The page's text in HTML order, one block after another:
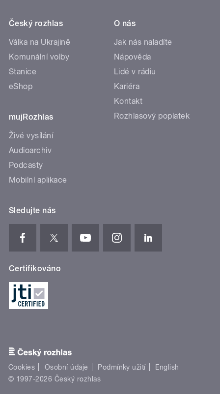
Český rozhlas
Válka na Ukrajině
Komunální volby
Stanice
eShop
mujRozhlas
Živé vysílání
Audioarchiv
Podcasty
Mobilní aplikace
O nás
Jak nás naladíte
Nápověda
Lidé v rádiu
Kariéra
Kontakt
Rozhlasový poplatek
Sledujte nás
Certifikováno
Cookies Osobní údaje Podmínky užití
English
© 1997-2026 Český rozhlas